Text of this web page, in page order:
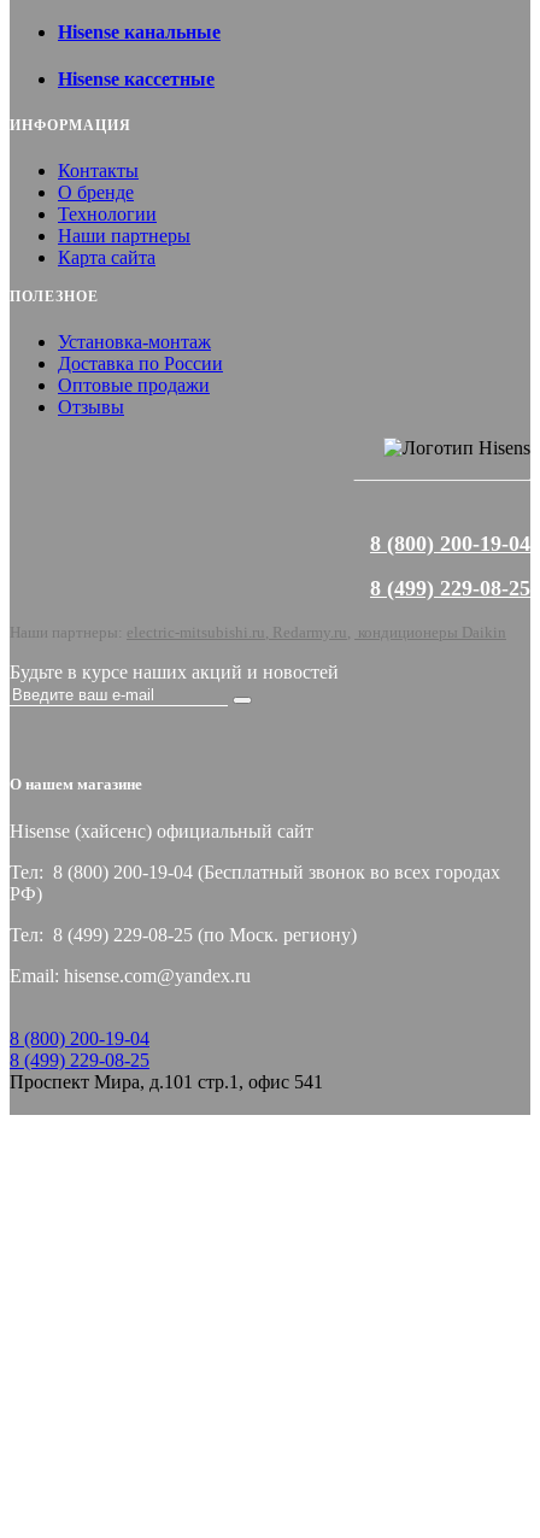
Hisense канальные
Hisense кассетные
ИНФОРМАЦИЯ
Контакты
О бренде
Технологии
Наши партнеры
Карта сайта
ПОЛЕЗНОЕ
Установка-монтаж
Доставка по России
Оптовые продажи
Отзывы
8 (800) 200-19-04
8 (499) 229-08-25
Наши партнеры: electric-mitsubishi.ru Redarmy.ru кондиционеры Daikin
Будьте в курсе наших акций и новостей
О нашем магазине
Hisense (хайсeнс) официальный сайт
Тел: 8 (800) 200-19-04 (Бесплатный звонок во всех городах
РФ)
Тел: 8 (499) 229-08-25 (по Моск. региону)
Email: hisense.com@yandex.ru
8 (800) 200-19-04
8 (499) 229-08-25
Проспект Мира, д.101 стр.1, офис 541